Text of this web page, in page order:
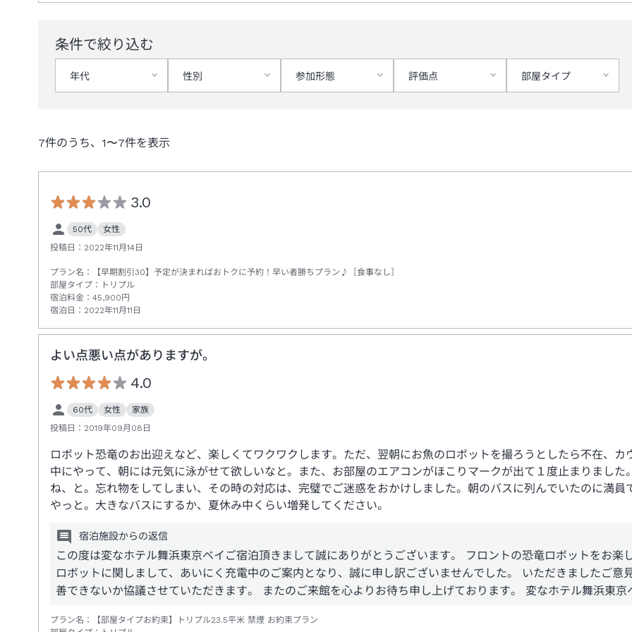
条件で絞り込む
年代 性別 参加形態 評価点 部屋タイプ
7件のうち、 1〜7件を表示
3.0
50代
女性
投稿日： 2022年11月14日
プラン名：
【早期割引30】予定が決まればおトクに予約！早い者勝ちプラン♪［食事なし］
部屋タイプ：
トリプル
宿泊料金： 45,900円
宿泊日： 2022年11月11日
よい点悪い点がありますが。
4.0
60代 女性
家族
投稿日： 2019年09月08日
ロボット恐竜のお出迎えなど、楽しくてワクワクします。ただ、翌朝にお魚のロボットを撮ろうとしたら不在、
中にやって、朝には元気に泳がせて欲しいなと。また、お部屋のエアコンがほこりマークが出て１度止まりまし
ね、と。忘れ物をしてしまい、その時の対応は、完璧でご迷惑をおかけしました。朝のバスに列んでいたのに満
やっと。大きなバスにするか、夏休み中くらい増発してください。
宿泊施設からの返信
この度は変なホテル舞浜東京ベイご宿泊頂きまして誠にありがとうございます。 フロントの恐竜ロボットをお
ロボットに関しまして、あいにく充電中のご案内となり、誠に申し訳ございませんでした。 いただきましたご
善できないか協議させていただきます。 またのご来館を心よりお待ち申し上げております。 変なホテル舞浜
プラン名：
【部屋タイプお約束】トリプル23.5平米 禁煙 お約束プラン